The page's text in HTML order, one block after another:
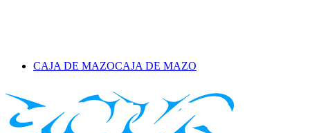
CAJA DE MAZOCAJA DE MAZO